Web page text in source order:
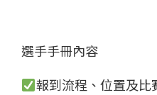
選手手冊內容
報到流程、位置及比